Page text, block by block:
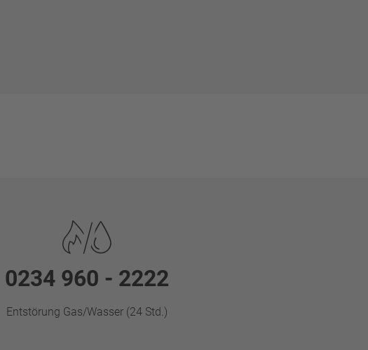
0234 960 - 2222
Entstörung Gas/Wasser (24 Std.)